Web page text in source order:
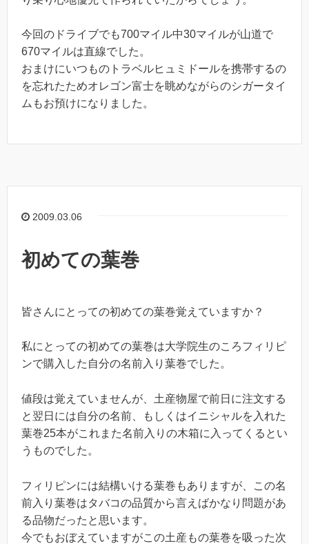
今回のドライブでも700マイル中30マイルが山道で
670マイルは直線でした。
おまけにいつものトラベルヒュミドールを携帯するの
を忘れたためオレゴン富士を眺めながらのシガータイ
ムもお預けになりました。
2009.03.06
初めての葉巻
皆さんにとっての初めての葉巻覚えていますか？
私にとっての初めての葉巻は大学院生のころフィリピ
ンで購入した自分の名前入り葉巻でした。
値段は覚えていませんが、土産物屋で前日に注文する
と翌日には自分の名前、もしくはイニシャルを入れた
葉巻25本がこれまた名前入りの木箱に入ってくるとい
うものでした。
フィリピンには結構いける葉巻もありますが、この名
前入り葉巻はタバコの品質から言えばかなり問題があ
る品物だったと思います。
今でもおぼえていますがこの土産もの葉巻を吸った次